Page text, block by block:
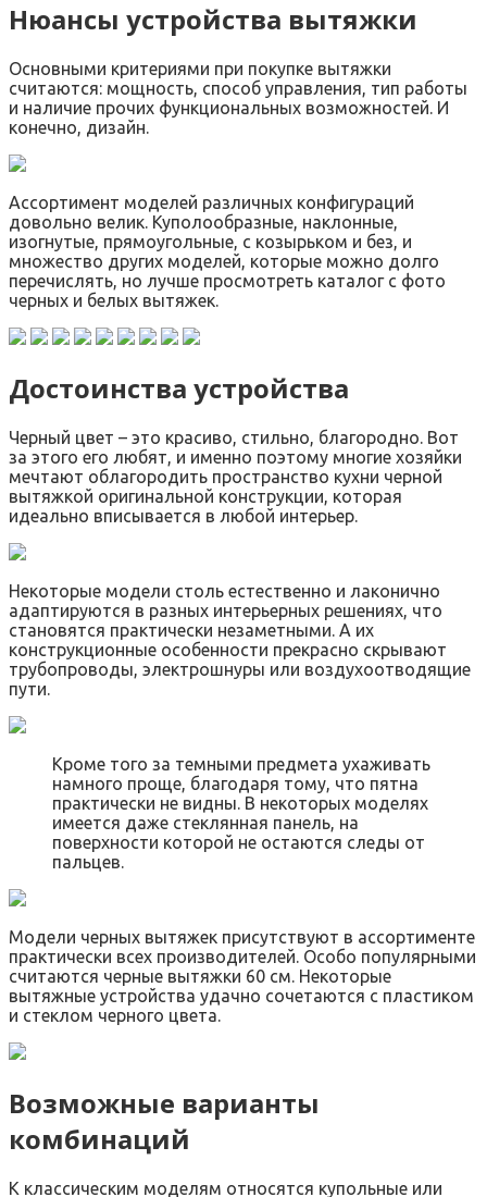
Нюансы устройства вытяжки
Основными критериями при покупке вытяжки
считаются: мощность, способ управления, тип работы
и наличие прочих функциональных возможностей. И
конечно, дизайн.
Ассортимент моделей различных конфигураций
довольно велик. Куполообразные, наклонные,
изогнутые, прямоугольные, с козырьком и без, и
множество других моделей, которые можно долго
перечислять, но лучше просмотреть каталог с фото
черных и белых вытяжек.
Достоинства устройства
Черный цвет – это красиво, стильно, благородно. Вот
за этого его любят, и именно поэтому многие хозяйки
мечтают облагородить пространство кухни черной
вытяжкой оригинальной конструкции, которая
идеально вписывается в любой интерьер.
Некоторые модели столь естественно и лаконично
адаптируются в разных интерьерных решениях, что
становятся практически незаметными. А их
конструкционные особенности прекрасно скрывают
трубопроводы, электрошнуры или воздухоотводящие
пути.
Кроме того за темными предмета ухаживать
намного проще, благодаря тому, что пятна
практически не видны. В некоторых моделях
имеется даже стеклянная панель, на
поверхности которой не остаются следы от
пальцев.
Модели черных вытяжек присутствуют в ассортименте
практически всех производителей. Особо популярными
считаются черные вытяжки 60 см. Некоторые
вытяжные устройства удачно сочетаются с пластиком
и стеклом черного цвета.
Возможные варианты
комбинаций
К классическим моделям относятся купольные или